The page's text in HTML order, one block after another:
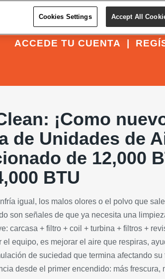
ACCEDE TU CUENTA
¡Como
de Unidades de
de 12,000
BTU
igual, los malos olores o el polvo que
son señales de que ya necesita una
carcasa + filtro + coil + turbina + filtros +
el equipo, es mejorar el aire que respiras,
de suciedad que termina afectando su
desde el primer encendido: más frescura,
Cookies Settings Accept All